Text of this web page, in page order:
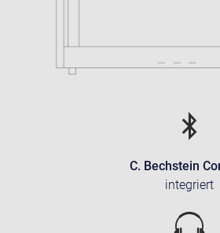
C. Bechstein
integriert